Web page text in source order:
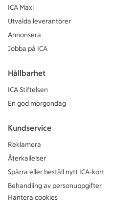
ICA Maxi
Utvalda leverantörer
Annonsera
Jobba på ICA
Hållbarhet
ICA Stiftelsen
En god morgondag
Kundservice
Reklamera
Återkallelser
Spärra eller beställ nytt ICA-kort
Behandling av personuppgifter
Hantera cookies